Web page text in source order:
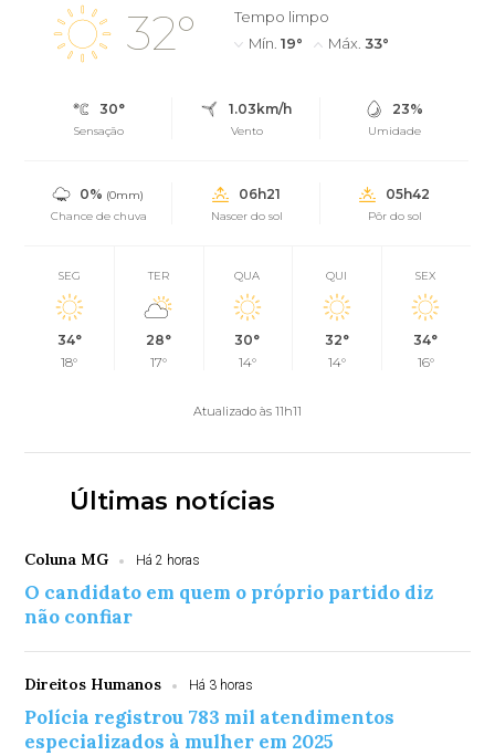
32°
Tempo limpo
Mín. 19° Máx. 33°
30°
Sensação
1.03km/h
Vento
23%
Umidade
0% (0mm)
Chance de chuva
06h21
Nascer do sol
05h42
Pôr do sol
SEG
34°
18°
TER
28°
17°
QUA
30°
14°
QUI
32°
14°
SEX
34°
16°
Atualizado às 11h11
Últimas notícias
Coluna MG Há 2 horas
O candidato em quem o próprio partido diz
não confiar
Direitos Humanos Há 3 horas
Polícia registrou 783 mil atendimentos
especializados à mulher em 2025